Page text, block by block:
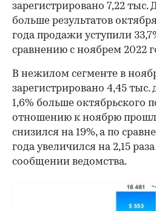
зарегистрировано 7,22 тыс.
больше результатов
года продажи уступили
сравнению с ноябрем 2022
00:00
В нежилом сегменте в
зарегистрировано 4,45 тыс.
1,6% больше октябрьского
отношению к ноябрю
снизился на 19%, а по
года увеличился на 2,15
сообщении ведомства.